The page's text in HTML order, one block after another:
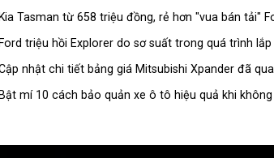
Tasman từ 658 triệu đồng, rẻ hơn "vua bán tải"
triệu hồi Explorer do sơ suất trong quá trình lắp
nhật chi tiết bảng giá Mitsubishi Xpander đã
mí 10 cách bảo quản xe ô tô hiệu quả khi